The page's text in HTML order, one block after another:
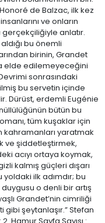
de Balzac, ilk kez
ve onların
anlatır.
bu önemli
birinin, Grandet
elde edilemeyeceğini
sonrasındaki
bu servetin içinde
Dürüst, erdemli Eugénie
bütün bu
tüm kuşaklar için
kahramanları yaratmak
ve şiddetleştirmek,
acıyı ortaya koymak,
kalmış güçleri dışarı
ilk adımdır; bu
o denli bir artış
Grandet’nin cimriliği
gibi şeytanlaşır.” Stefan